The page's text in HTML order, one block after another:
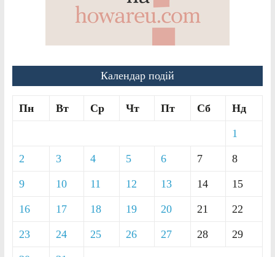
Календар подій
Пн Вт Ср Чт Пт Сб Нд
1
2 3 4 5 6 7 8
9 10 11 12 13 14 15
16 17 18 19 20 21 22
23 24 25 26 27 28 29